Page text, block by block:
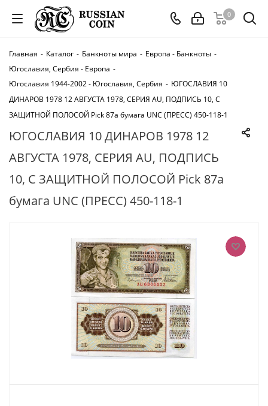
0
Главная - Каталог - Банкноты мира - Европа - Банкноты -
Югославия, Сербия - Европа -
Югославия 1944-2002 - Югославия, Сербия - ЮГОСЛАВИЯ 10
ДИНАРОВ 1978 12 АВГУСТА 1978, СЕРИЯ AU, ПОДПИСЬ 10, С
ЗАЩИТНОЙ ПОЛОСОЙ Pick 87a бумага UNC (ПРЕСС) 450-118-1
ЮГОСЛАВИЯ 10 ДИНАРОВ 1978 12
АВГУСТА 1978, СЕРИЯ AU, ПОДПИСЬ
10, С ЗАЩИТНОЙ ПОЛОСОЙ Pick 87a
бумага UNC (ПРЕСС) 450-118-1